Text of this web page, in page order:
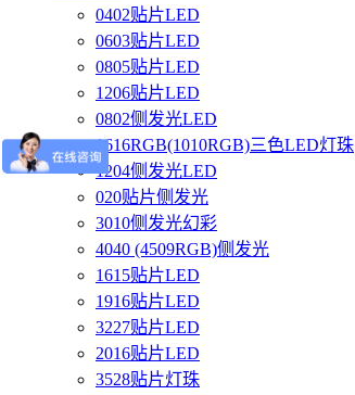
0402贴片LED
0603贴片LED
0805贴片LED
1206贴片LED
0802侧发光LED
1616RGB(1010RGB)三色LED灯珠
1204侧发光LED
020贴片侧发光
3010侧发光幻彩
4040 (4509RGB)侧发光
1615贴片LED
1916贴片LED
3227贴片LED
2016贴片LED
3528贴片灯珠